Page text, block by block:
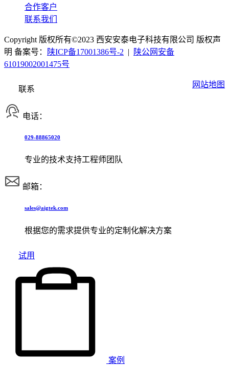
合作客户
联系我们
Copyright 版权所有©2023 西安安泰电子科技有限公司 版权声
明 备案号：
陕ICP备17001386号-2 |
陕公网安备
61019002001475号
网站地图
联系
电话：
029-88865020
专业的技术支持工程师团队
邮箱：
sales@aigtek.com
根据您的需求提供专业的定制化解决方案
试用
案例